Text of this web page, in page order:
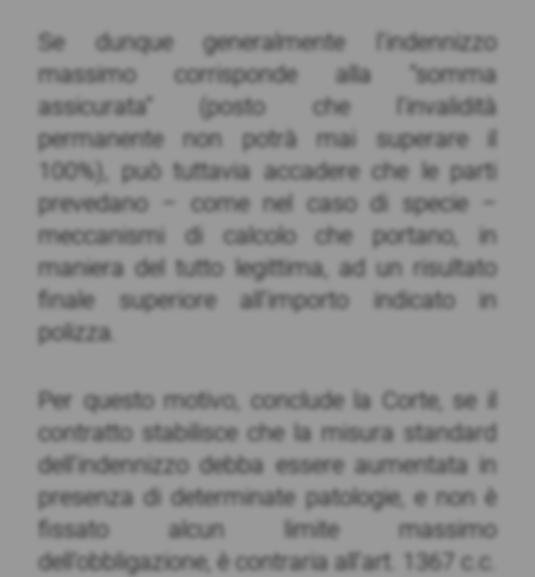
Se dunque generalmente l’indennizzo
massimo corrisponde alla “somma
assicurata” (posto che l’invalidità
permanente non potrà mai superare il
100%), può tuttavia accadere che le parti
prevedano – come nel caso di specie –
meccanismi di calcolo che portano, in
maniera del tutto legittima, ad un risultato
finale superiore all’importo indicato in
polizza.
Per questo motivo, conclude la Corte, se il
contratto stabilisce che la misura standard
dell’indennizzo debba essere aumentata in
presenza di determinate patologie, e non è
fissato alcun limite massimo
dell’obbligazione, è contraria all’art. 1367 c.c.